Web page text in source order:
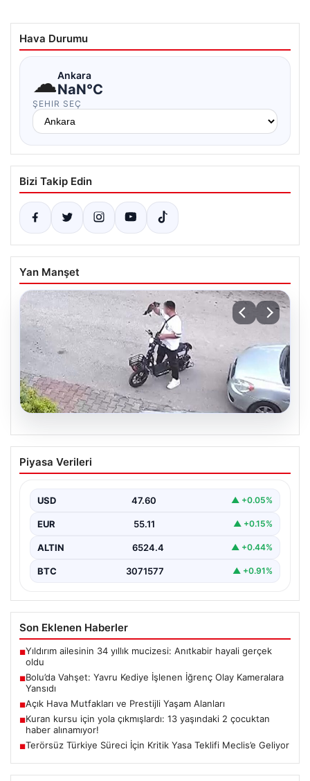
Hava Durumu
☁Ankara
NaN°C
ŞEHIR SEÇ
Bizi Takip Edin
Yan Manşet
Bolu’da Vahşet: Yavru Kediye İşlenen
İğrenç Olay Kameralara Yansıdı
günlerde meydana gelen korkutucu olay, bölgedeki
sakinleri derinden sarstı. Elektrikli…
Piyasa Verileri
USD 47.60 ▲ +0.05%
EUR 55.11 ▲ +0.15%
ALTIN 6524.4 ▲ +0.44%
BTC 3071577 ▲ +0.91%
Son Eklenen Haberler
■Yıldırım ailesinin 34 yıllık mucizesi: Anıtkabir hayali gerçek
oldu
■Bolu’da Vahşet: Yavru Kediye İşlenen İğrenç Olay Kameralara
Yansıdı
■Açık Hava Mutfakları ve Prestijli Yaşam Alanları
■Kuran kursu için yola çıkmışlardı: 13 yaşındaki 2 çocuktan
haber alınamıyor!
■Terörsüz Türkiye Süreci İçin Kritik Yasa Teklifi Meclis’e Geliyor